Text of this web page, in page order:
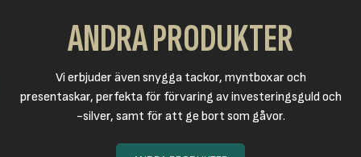
ANDRA PRODUKTER
Vi erbjuder även snygga tackor, myntboxar och
presentaskar, perfekta för förvaring av investeringsguld och
-silver, samt för att ge bort som gåvor.